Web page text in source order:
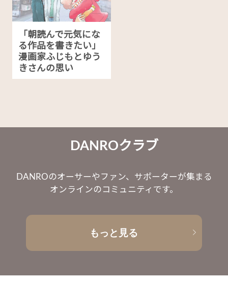
「朝読んで元気にな
る作品を書きたい」
漫画家ふじもとゆう
きさんの思い
DANROクラブ
DANROのオーサーやファン、サポーターが集まる
オンラインのコミュニティです。
もっと見る